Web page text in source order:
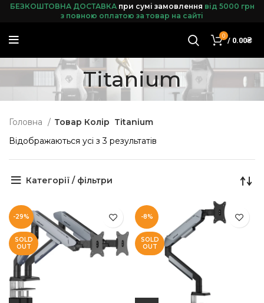
БЕЗКОШТОВНА ДОСТАВКАпри сумі замовлення від 5000 грн
з повною оплатою за товар на сайті
0 / 0.00₴
Titanium
Головна Товар Колір Titanium
Відображаються усі з 3 результатів
Категорії / фільтри
-29%
SOLD
OUT
-8%
SOLD
OUT